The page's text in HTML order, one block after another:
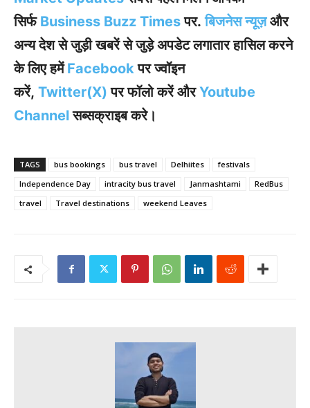
सिर्फ Business Buzz Times पर. बिजनेस न्यूज़ और
अन्य देश से जुड़ी खबरें से जुड़े अपडेट लगातार हासिल करने
के लिए हमें Facebook पर ज्वॉइन
करें, Twitter(X) पर फॉलो करें और Youtube
Channel सब्सक्राइब करे।
TAGS bus bookings bus travel Delhiites
festivals
Independence Day
intracity bus travel Janmashtami
RedBus
travel
Travel destinations weekend Leaves